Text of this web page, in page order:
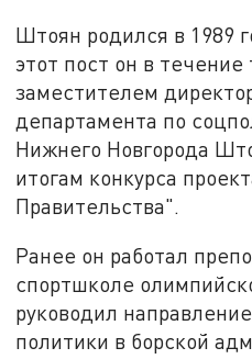
Штоян родился в 1989
этот пост он в течение
заместителем
департамента по
Нижнего Новгорода
итогам конкурса
Правительства".
Ранее он работал
спортшколе
руководил
политики в борской